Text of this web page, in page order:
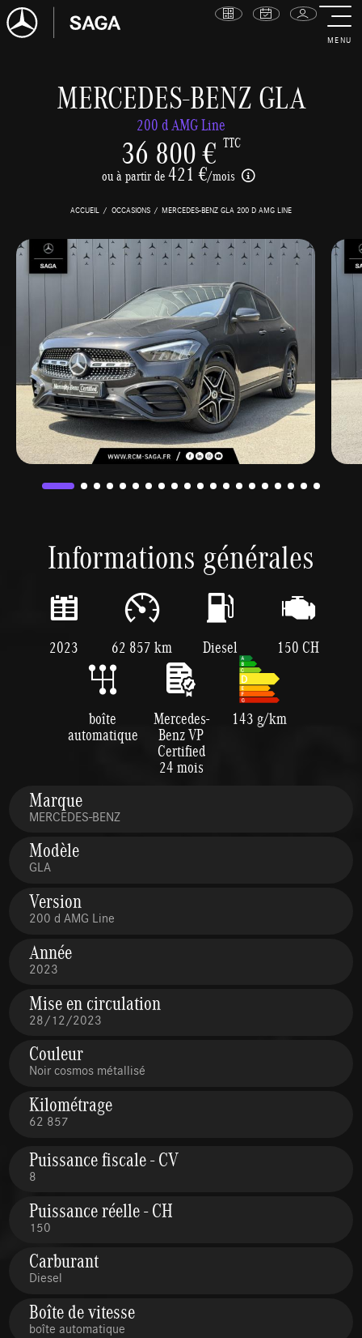
MENU
MERCEDES-BENZ GLA
200 d AMG Line
36 800 € TTC
ou à partir de421 €/mois
ACCUEIL OCCASIONS MERCEDES-BENZ GLA 200 D AMG LINE
Informations générales
2023 62 857 km Diesel 150 CH
boîte
automatique
Mercedes-
Benz VP
Certified
24 mois
143 g/km
Marque
MERCEDES-BENZ
Modèle
GLA
Version
200 d AMG Line
Année
2023
Mise en circulation
28/12/2023
Couleur
Noir cosmos métallisé
Kilométrage
62 857
Puissance fiscale - CV
8
Puissance réelle - CH
150
Carburant
Diesel
Boîte de vitesse
boîte automatique